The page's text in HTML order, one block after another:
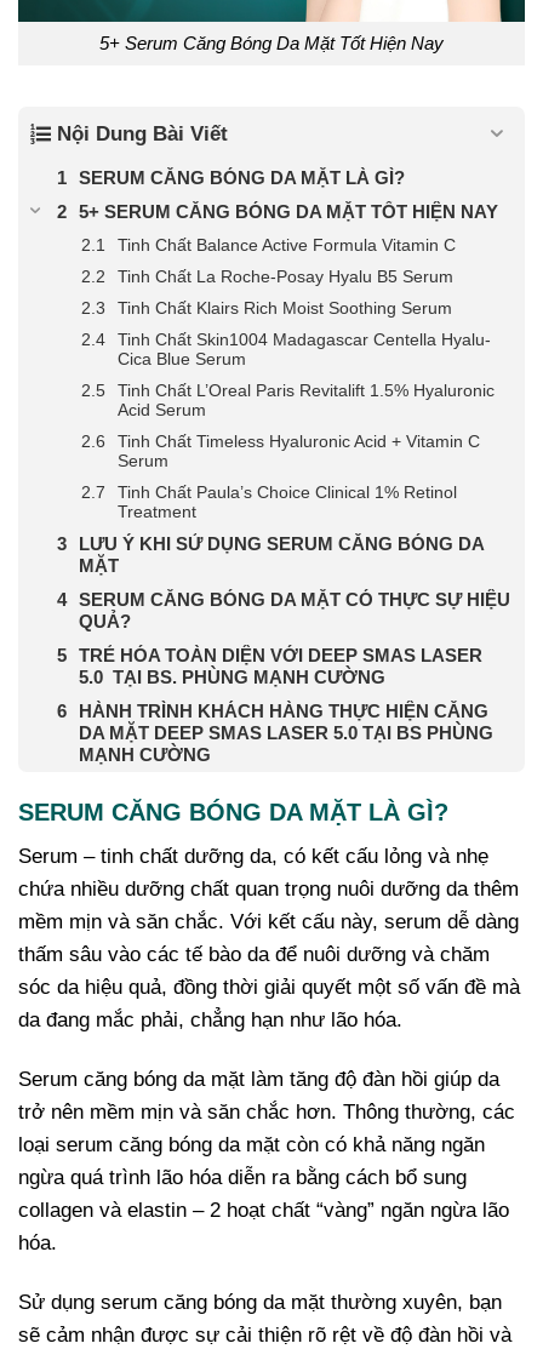
5+ Serum Căng Bóng Da Mặt Tốt Hiện Nay
Nội Dung Bài Viết
SERUM CĂNG BÓNG DA MẶT LÀ GÌ?
5+ SERUM CĂNG BÓNG DA MẶT TỐT HIỆN NAY
Tinh Chất Balance Active Formula Vitamin C
Tinh Chất La Roche-Posay Hyalu B5 Serum
Tinh Chất Klairs Rich Moist Soothing Serum
Tinh Chất Skin1004 Madagascar Centella Hyalu-
Cica Blue Serum
Tinh Chất L’Oreal Paris Revitalift 1.5% Hyaluronic
Acid Serum
Tinh Chất Timeless Hyaluronic Acid + Vitamin C
Serum
Tinh Chất Paula’s Choice Clinical 1% Retinol
Treatment
LƯU Ý KHI SỬ DỤNG SERUM CĂNG BÓNG DA
MẶT
SERUM CĂNG BÓNG DA MẶT CÓ THỰC SỰ HIỆU
QUẢ?
TRẺ HÓA TOÀN DIỆN VỚI DEEP SMAS LASER
5.0 TẠI BS. PHÙNG MẠNH CƯỜNG
HÀNH TRÌNH KHÁCH HÀNG THỰC HIỆN CĂNG
DA MẶT DEEP SMAS LASER 5.0 TẠI BS PHÙNG
MẠNH CƯỜNG
SERUM CĂNG BÓNG DA MẶT LÀ GÌ?
Serum – tinh chất dưỡng da, có kết cấu lỏng và nhẹ
chứa nhiều dưỡng chất quan trọng nuôi dưỡng da thêm
mềm mịn và săn chắc. Với kết cấu này, serum dễ dàng
thấm sâu vào các tế bào da để nuôi dưỡng và chăm
sóc da hiệu quả, đồng thời giải quyết một số vấn đề mà
da đang mắc phải, chẳng hạn như lão hóa.
Serum căng bóng da mặt làm tăng độ đàn hồi giúp da
trở nên mềm mịn và săn chắc hơn. Thông thường, các
loại serum căng bóng da mặt còn có khả năng ngăn
ngừa quá trình lão hóa diễn ra bằng cách bổ sung
collagen và elastin – 2 hoạt chất “vàng” ngăn ngừa lão
hóa.
Sử dụng serum căng bóng da mặt thường xuyên, bạn
sẽ cảm nhận được sự cải thiện rõ rệt về độ đàn hồi và